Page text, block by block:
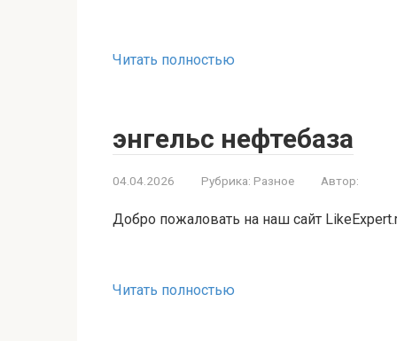
Читать полностью
энгельс нефтебаза
04.04.2026 Рубрика: Разное Автор:
Добро пожаловать на наш сайт
Читать полностью